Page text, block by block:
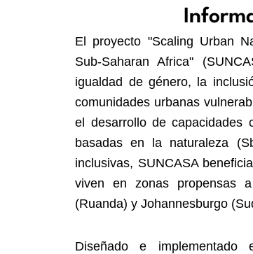
El proyecto "Scaling Urban
Sub-Saharan Africa"
igualdad de género, la
comunidades urbanas
el desarrollo de capacidades
basadas en la naturaleza
inclusivas, SUNCASA
viven en zonas propensas
(Ruanda) y Johannesburgo
Diseñado e implementado